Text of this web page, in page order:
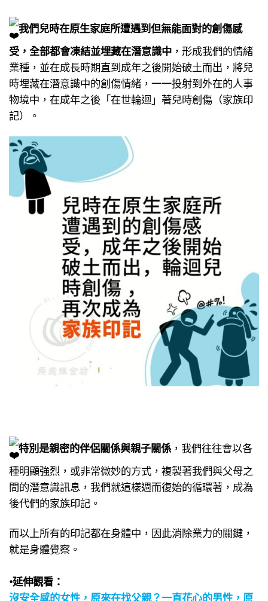
我們兒時在原生家庭所遭遇到​但無能面對的創傷感
受，​全部都會凍結並埋藏在潛意識中 ，​形成我們的情緒
業種，​並在成長時期直到成年之後開始破土而出​，將兒
時埋藏在潛意識中的創傷情緒​，一一投射到外在的人事
物境中​，在成年之後「在世輪迴」著兒時創傷（家族印
記）。​
特別是親密的伴侶關係與親子關係​ ，我們往往會以各
種明顯強烈​，或非常微妙的方式​，複製著我們與父母之
間的潛意識訊息​，我們就這樣週而復始的循環著，​成為
後代們的家族印記。​
而以上所有的印記都在身體中，​因此消除業力的關鍵，​
就是身體覺察。​
•延伸觀看：​
沒安全感的女性，原來在找父親？​一直花心的男性，原